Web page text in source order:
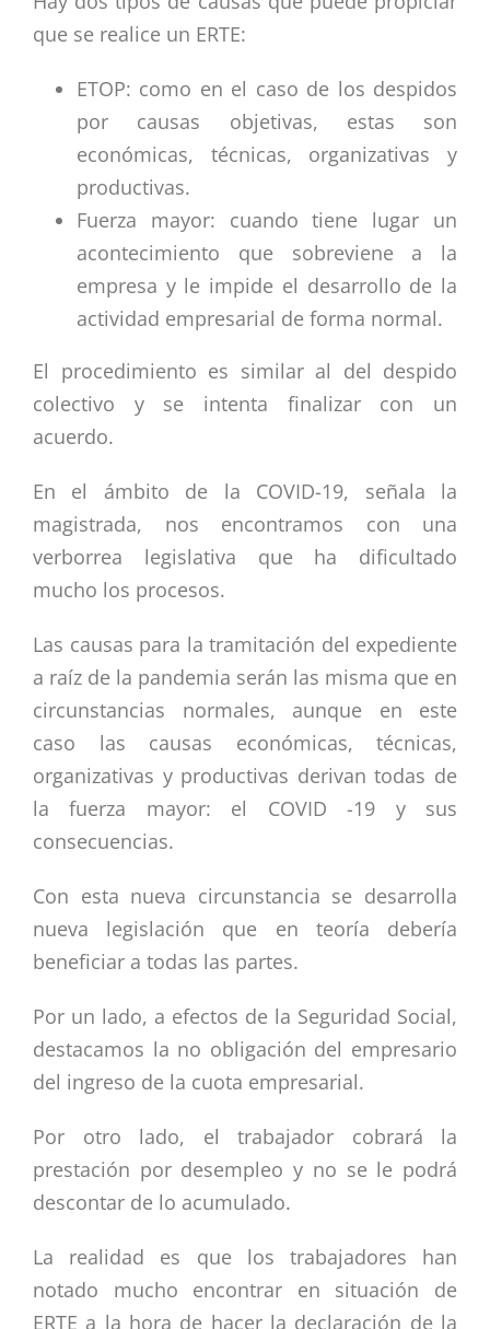
que se realice un ERTE:
ETOP: como en el caso de los despidos
por causas objetivas, estas son
económicas, técnicas, organizativas y
productivas.
Fuerza mayor: cuando tiene lugar un
acontecimiento que sobreviene a la
empresa y le impide el desarrollo de la
actividad empresarial de forma normal.
El procedimiento es similar al del despido
colectivo y se intenta finalizar con un
acuerdo.
En el ámbito de la COVID-19, señala la
magistrada, nos encontramos con una
verborrea legislativa que ha dificultado
mucho los procesos.
Las causas para la tramitación del expediente
a raíz de la pandemia serán las misma que en
circunstancias normales, aunque en este
caso las causas económicas, técnicas,
organizativas y productivas derivan todas de
la fuerza mayor: el COVID -19 y sus
consecuencias.
Con esta nueva circunstancia se desarrolla
nueva legislación que en teoría debería
beneficiar a todas las partes.
Por un lado, a efectos de la Seguridad Social,
destacamos la no obligación del empresario
del ingreso de la cuota empresarial.
Por otro lado, el trabajador cobrará la
prestación por desempleo y no se le podrá
descontar de lo acumulado.
La realidad es que los trabajadores han
notado mucho encontrar en situación de
ERTE a la hora de hacer la declaración de la